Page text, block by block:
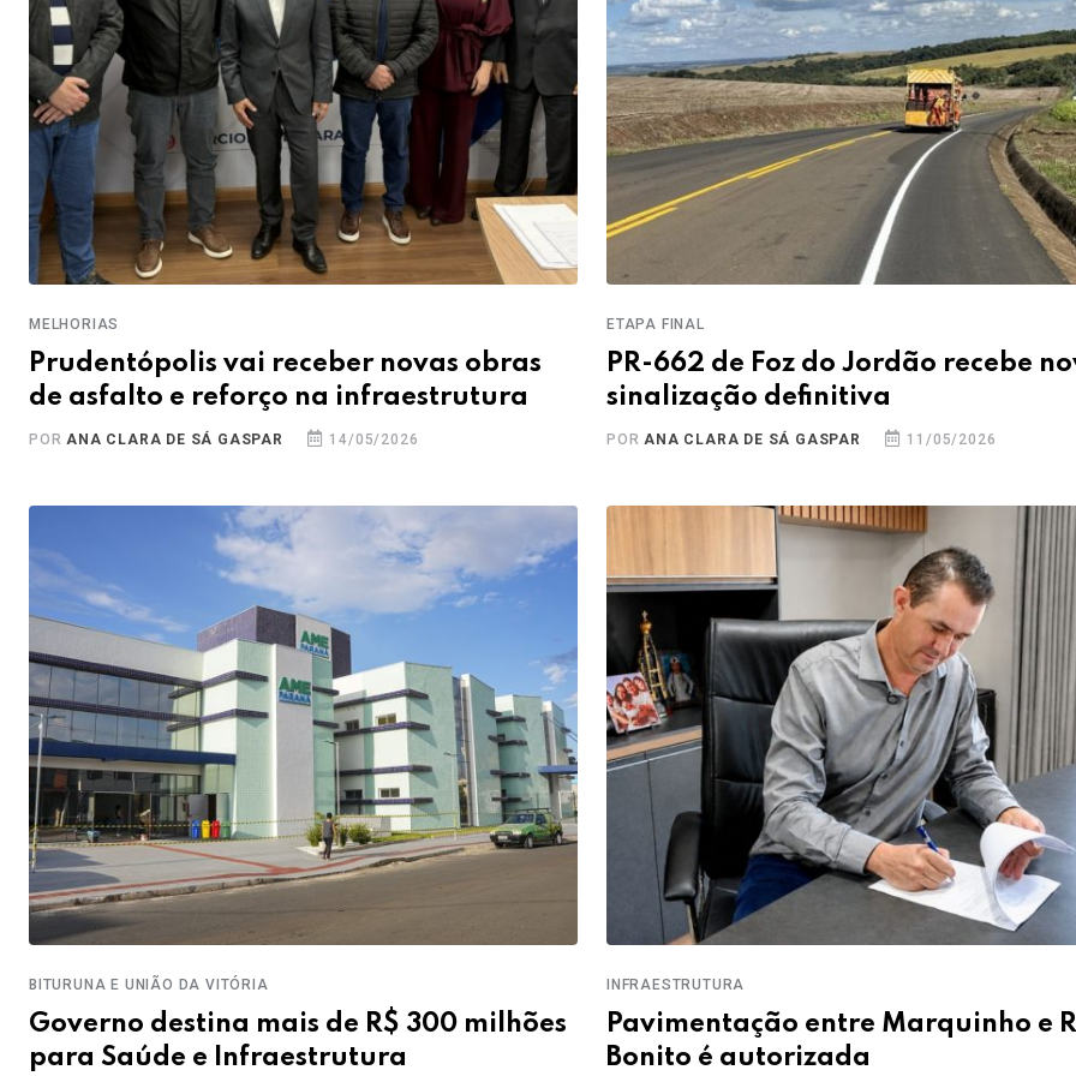
MELHORIAS
Prudentópolis vai receber novas obras
de asfalto e reforço na infraestrutura
PORANA CLARA DE SÁ GASPAR 14/05/2026
ETAPA FINAL
PR-662 de Foz do Jordão recebe
sinalização definitiva
PORANA CLARA DE SÁ GASPAR 11/05/2026
BITURUNA E UNIÃO DA VITÓRIA
Governo destina mais de R$ 300 milhões
para Saúde e Infraestrutura
INFRAESTRUTURA
Pavimentação entre Marquinho e
Bonito é autorizada